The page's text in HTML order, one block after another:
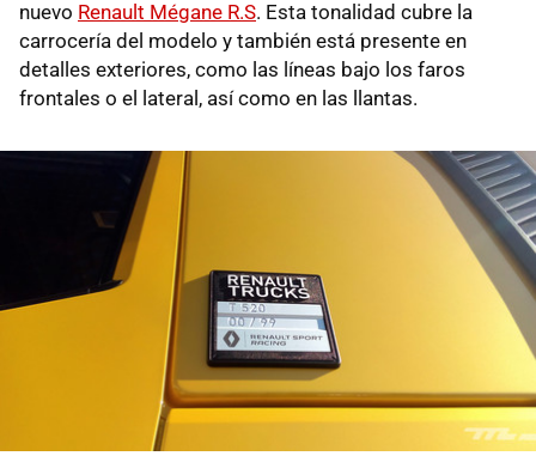
nuevo Renault Mégane R.S. Esta tonalidad cubre la
carrocería del modelo y también está presente en
detalles exteriores, como las líneas bajo los faros
frontales o el lateral, así como en las llantas.